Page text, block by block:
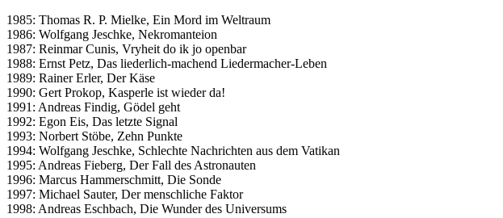
1985: Thomas R. P. Mielke, Ein Mord im Weltraum
1986: Wolfgang Jeschke, Nekromanteion
1987: Reinmar Cunis, Vryheit do ik jo openbar
1988: Ernst Petz, Das liederlich-machend Liedermacher-Leben
1989: Rainer Erler, Der Käse
1990: Gert Prokop, Kasperle ist wieder da!
1991: Andreas Findig, Gödel geht
1992: Egon Eis, Das letzte Signal
1993: Norbert Stöbe, Zehn Punkte
1994: Wolfgang Jeschke, Schlechte Nachrichten aus dem Vatikan
1995: Andreas Fieberg, Der Fall des Astronauten
1996: Marcus Hammerschmitt, Die Sonde
1997: Michael Sauter, Der menschliche Faktor
1998: Andreas Eschbach, Die Wunder des Universums